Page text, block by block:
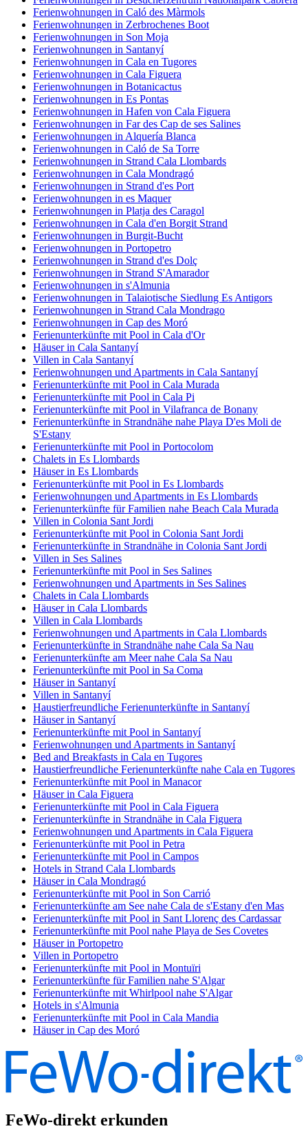
Ferienwohnungen in Caló des Màrmols
Ferienwohnungen in Zerbrochenes Boot
Ferienwohnungen in Son Moja
Ferienwohnungen in Santanyí
Ferienwohnungen in Cala en Tugores
Ferienwohnungen in Cala Figuera
Ferienwohnungen in Botanicactus
Ferienwohnungen in Es Pontas
Ferienwohnungen in Hafen von Cala Figuera
Ferienwohnungen in Far des Cap de ses Salines
Ferienwohnungen in Alquería Blanca
Ferienwohnungen in Caló de Sa Torre
Ferienwohnungen in Strand Cala Llombards
Ferienwohnungen in Cala Mondragó
Ferienwohnungen in Strand d'es Port
Ferienwohnungen in es Maquer
Ferienwohnungen in Platja des Caragol
Ferienwohnungen in Cala d'en Borgit Strand
Ferienwohnungen in Burgit-Bucht
Ferienwohnungen in Portopetro
Ferienwohnungen in Strand d'es Dolç
Ferienwohnungen in Strand S'Amarador
Ferienwohnungen in s'Almunia
Ferienwohnungen in Talaiotische Siedlung Es Antigors
Ferienwohnungen in Strand Cala Mondrago
Ferienwohnungen in Cap des Moró
Ferienunterkünfte mit Pool in Cala d'Or
Häuser in Cala Santanyí
Villen in Cala Santanyí
Ferienwohnungen und Apartments in Cala Santanyí
Ferienunterkünfte mit Pool in Cala Murada
Ferienunterkünfte mit Pool in Cala Pi
Ferienunterkünfte mit Pool in Vilafranca de Bonany
Ferienunterkünfte in Strandnähe nahe Playa D'es Moli de
S'Estany
Ferienunterkünfte mit Pool in Portocolom
Chalets in Es Llombards
Häuser in Es Llombards
Ferienunterkünfte mit Pool in Es Llombards
Ferienwohnungen und Apartments in Es Llombards
Ferienunterkünfte für Familien nahe Beach Cala Murada
Villen in Colonia Sant Jordi
Ferienunterkünfte mit Pool in Colonia Sant Jordi
Ferienunterkünfte in Strandnähe in Colonia Sant Jordi
Villen in Ses Salines
Ferienunterkünfte mit Pool in Ses Salines
Ferienwohnungen und Apartments in Ses Salines
Chalets in Cala Llombards
Häuser in Cala Llombards
Villen in Cala Llombards
Ferienwohnungen und Apartments in Cala Llombards
Ferienunterkünfte in Strandnähe nahe Cala Sa Nau
Ferienunterkünfte am Meer nahe Cala Sa Nau
Ferienunterkünfte mit Pool in Sa Coma
Häuser in Santanyí
Villen in Santanyí
Haustierfreundliche Ferienunterkünfte in Santanyí
Häuser in Santanyí
Ferienunterkünfte mit Pool in Santanyí
Ferienwohnungen und Apartments in Santanyí
Bed and Breakfasts in Cala en Tugores
Haustierfreundliche Ferienunterkünfte nahe Cala en Tugores
Ferienunterkünfte mit Pool in Manacor
Häuser in Cala Figuera
Ferienunterkünfte mit Pool in Cala Figuera
Ferienunterkünfte in Strandnähe in Cala Figuera
Ferienwohnungen und Apartments in Cala Figuera
Ferienunterkünfte mit Pool in Petra
Ferienunterkünfte mit Pool in Campos
Hotels in Strand Cala Llombards
Häuser in Cala Mondragó
Ferienunterkünfte mit Pool in Son Carrió
Ferienunterkünfte am See nahe Cala de s'Estany d'en Mas
Ferienunterkünfte mit Pool in Sant Llorenç des Cardassar
Ferienunterkünfte mit Pool nahe Playa de Ses Covetes
Häuser in Portopetro
Villen in Portopetro
Ferienunterkünfte mit Pool in Montuïri
Ferienunterkünfte für Familien nahe S'Algar
Ferienunterkünfte mit Whirlpool nahe S'Algar
Hotels in s'Almunia
Ferienunterkünfte mit Pool in Cala Mandia
Häuser in Cap des Moró
FeWo-direkt erkunden